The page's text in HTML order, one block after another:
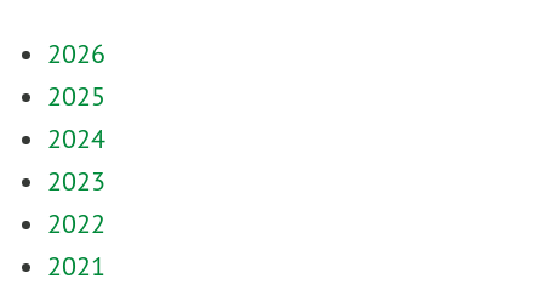
2026
2025
2024
2023
2022
2021